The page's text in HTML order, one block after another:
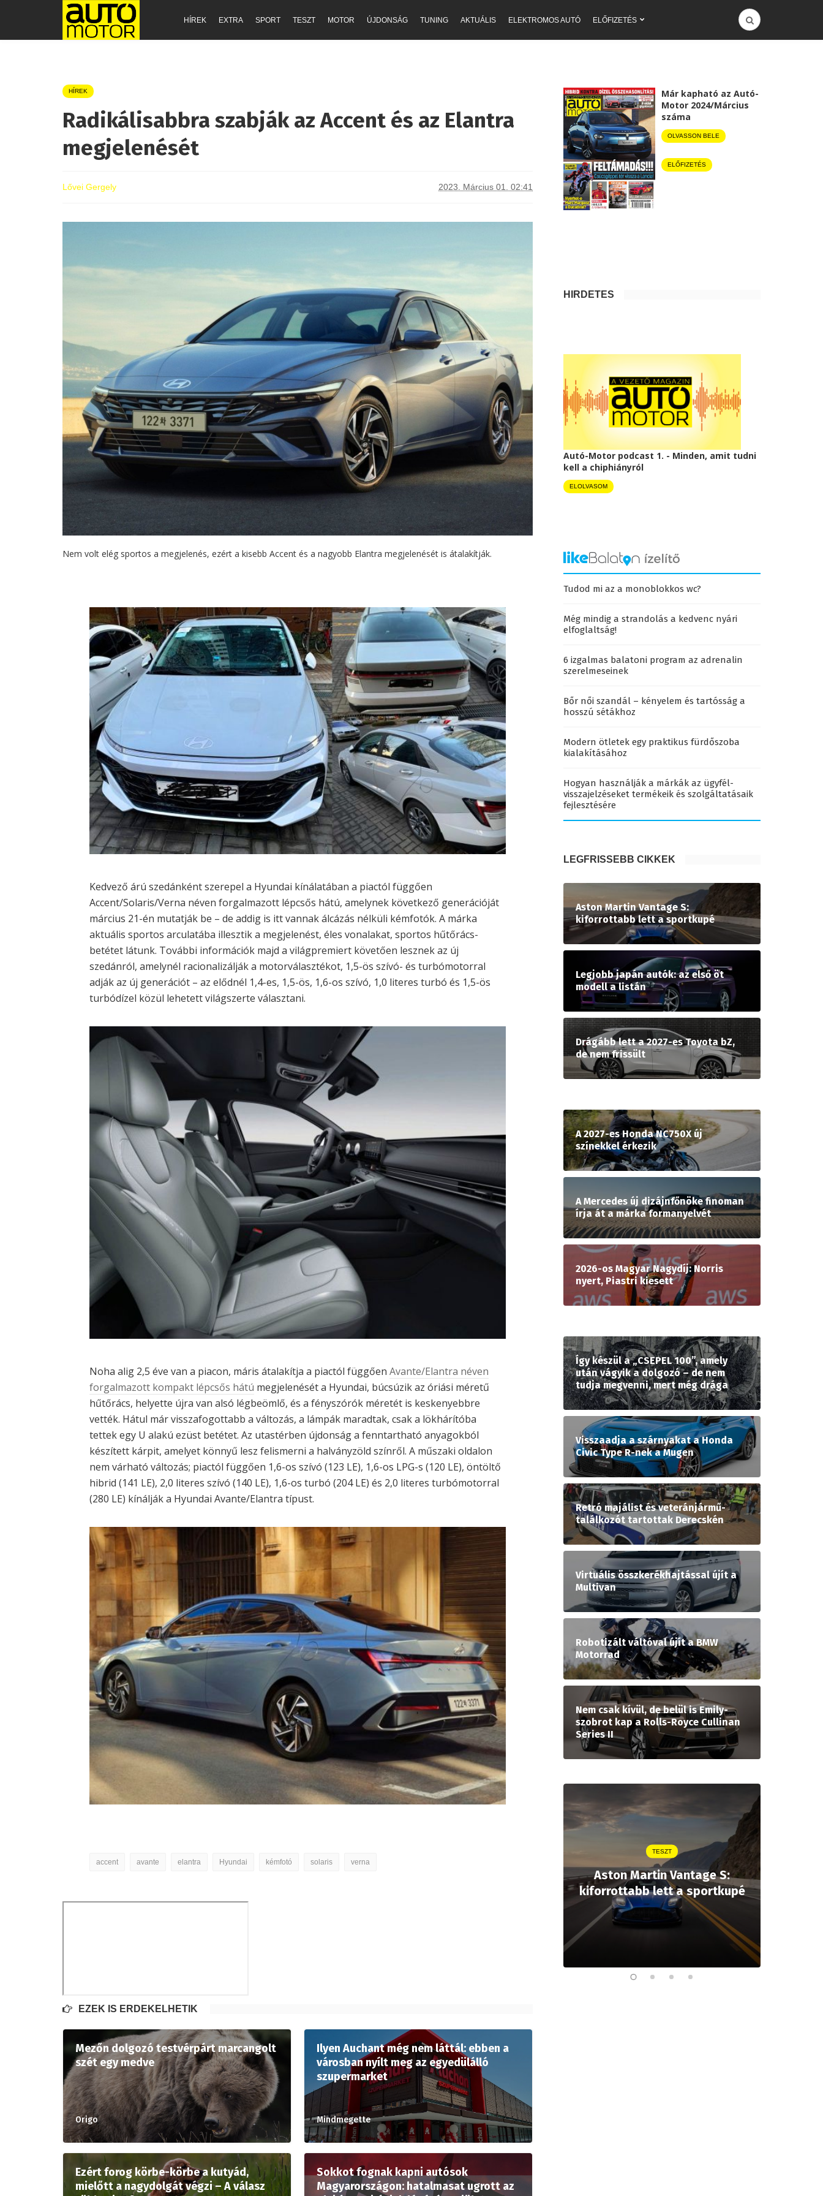
HÍREK EXTRA SPORT TESZT MOTOR ÚJDONSÁG TUNING AKTUÁLIS ELEKTROMOS AUTÓ ELŐFIZETÉS
HÍREK
Radikálisabbra szabják az Accent és az Elantra
megjelenését
Lővei Gergely 2023. Március 01. 02:41
Nem volt elég sportos a megjelenés, ezért a kisebb Accent és a nagyobb Elantra megjelenését is átalakítják.
Kedvező árú szedánként szerepel a Hyundai kínálatában a piactól függően
Accent/Solaris/Verna néven forgalmazott lépcsős hátú, amelynek következő generációját
március 21-én mutatják be – de addig is itt vannak álcázás nélküli kémfotók. A márka
aktuális sportos arculatába illesztik a megjelenést, éles vonalakat, sportos hűtőrács-
betétet látunk. További információk majd a világpremiert követően lesznek az új
szedánról, amelynél racionalizálják a motorválasztékot, 1,5-ös szívó- és turbómotorral
adják az új generációt – az elődnél 1,4-es, 1,5-ös, 1,6-os szívó, 1,0 literes turbó és 1,5-ös
turbódízel közül lehetett világszerte választani.
Noha alig 2,5 éve van a piacon, máris átalakítja a piactól függően Avante/Elantra néven
forgalmazott kompakt lépcsős hátú megjelenését a Hyundai, búcsúzik az óriási méretű
hűtőrács, helyette újra van alsó légbeömlő, és a fényszórók méretét is keskenyebbre
vették. Hátul már visszafogottabb a változás, a lámpák maradtak, csak a lökhárítóba
tettek egy U alakú ezüst betétet. Az utastérben újdonság a fenntartható anyagokból
készített kárpit, amelyet könnyű lesz felismerni a halványzöld színről. A műszaki oldalon
nem várható változás; piactól függően 1,6-os szívó (123 LE), 1,6-os LPG-s (120 LE), öntöltő
hibrid (141 LE), 2,0 literes szívó (140 LE), 1,6-os turbó (204 LE) és 2,0 literes turbómotorral
(280 LE) kínálják a Hyundai Avante/Elantra típust.
accent avante elantra Hyundai kémfotó solaris verna
EZEK IS ÉRDEKELHETIK
Mezőn dolgozó testvérpárt marcangolt
szét egy medve
Origo
Ilyen Auchant még nem láttál: ebben a
városban nyílt meg az egyedülálló
szupermarket
Mindmegette
Ezért forog körbe-körbe a kutyád,
mielőtt a nagydolgát végzi – A válasz
Sokkot fognak kapni autósok
Magyarországon: hatalmasat ugrott az
Már kapható az Autó-
Motor 2024/Március
száma
OLVASSON BELE
ELŐFIZETÉS
HIRDETÉS
Autó-Motor podcast 1. - Minden, amit tudni
kell a chiphiányról
ELOLVASOM
Tudod mi az a monoblokkos wc?
Még mindig a strandolás a kedvenc nyári
elfoglaltság!
6 izgalmas balatoni program az adrenalin
szerelmeseinek
Bőr női szandál – kényelem és tartósság a
hosszú sétákhoz
Modern ötletek egy praktikus fürdőszoba
kialakításához
Hogyan használják a márkák az ügyfél-
visszajelzéseket termékeik és szolgáltatásaik
fejlesztésére
LEGFRISSEBB CIKKEK
Aston Martin Vantage S:
kiforrottabb lett a sportkupé
Legjobb japán autók: az első öt
modell a listán
Drágább lett a 2027-es Toyota bZ,
de nem frissült
A 2027-es Honda NC750X új
színekkel érkezik
A Mercedes új dizájnfőnöke finoman
írja át a márka formanyelvét
2026-os Magyar Nagydíj: Norris
nyert, Piastri kiesett
Így készül a „CSEPEL 100”, amely
után vágyik a dolgozó – de nem
tudja megvenni, mert még drága
Visszaadja a szárnyakat a Honda
Civic Type R-nek a Mugen
Retró majálist és veteránjármű-
találkozót tartottak Derecskén
Virtuális összkerékhajtással újít a
Multivan
Robotizált váltóval újít a BMW
Motorrad
Nem csak kívül, de belül is Emily-
szobrot kap a Rolls-Royce Cullinan
Series II
TESZT
Aston Martin Vantage S:
kiforrottabb lett a sportkupé